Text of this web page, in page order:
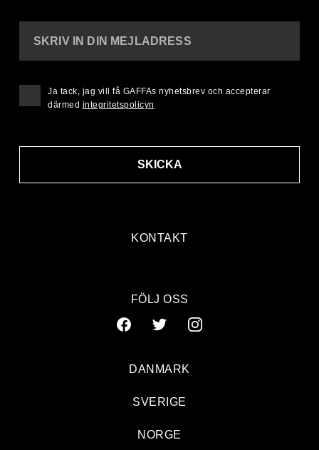
KONTAKT
SKRIV IN DIN MEJLADRESS
SKICKA
Ja tack, jag vill få GAFFAs nyhetsbrev och accepterar
därmed integritetspolicyn
FÖLJ OSS
DANMARK
SVERIGE
NORGE